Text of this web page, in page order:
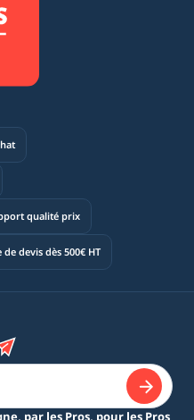
qualité prix
de devis dès 500€ HT
par les Pros, pour les Pros